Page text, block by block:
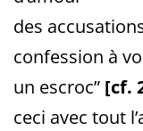
des
confession à
un escroc” [cf.
ceci avec tout